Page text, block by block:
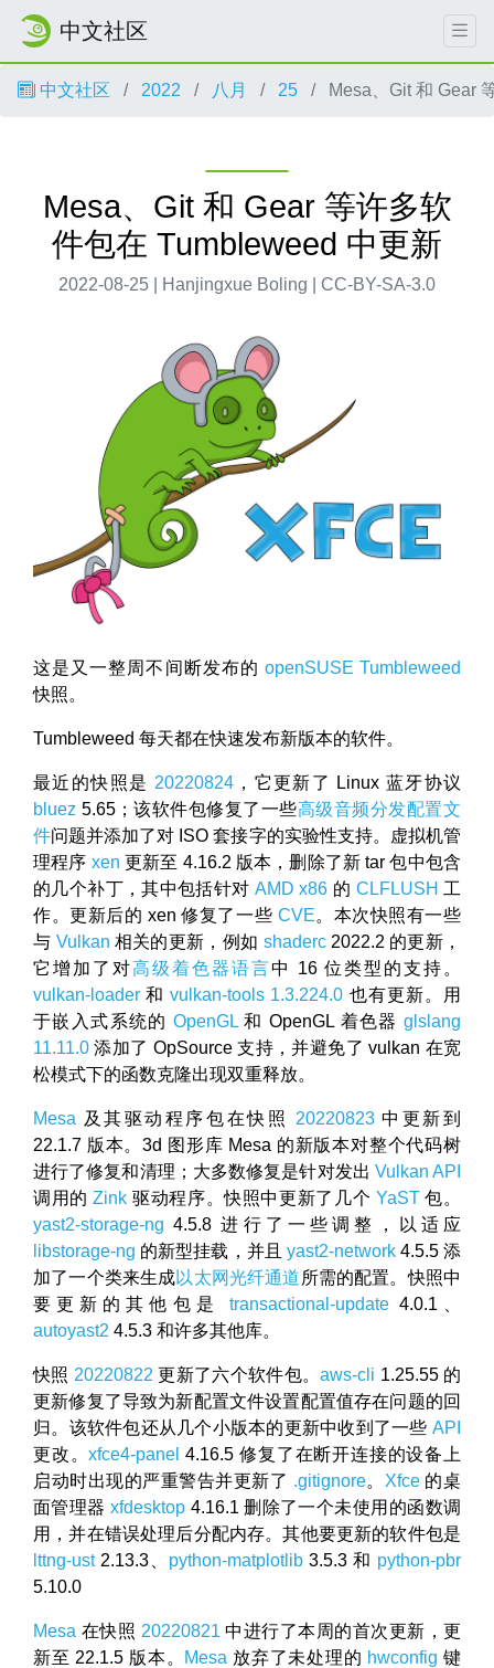
中文社区
中文社区 2022 八月 25 Mesa、Git 和 Gear
Mesa、Git 和 Gear 等许多软
件包在 Tumbleweed 中更新
2022-08-25 | Hanjingxue Boling | CC-BY-SA-3.0
这是又一整周不间断发布的 openSUSE Tumbleweed
快照。
Tumbleweed 每天都在快速发布新版本的软件。
最近的快照是 20220824，它更新了 Linux 蓝牙协议
bluez 5.65；该软件包修复了一些高级音频分发配置文
件问题并添加了对 ISO 套接字的实验性支持。虚拟机管
理程序 xen 更新至 4.16.2 版本，删除了新 tar 包中包含
的几个补丁，其中包括针对AMD x86 的 CLFLUSH 工
作。更新后的 xen 修复了一些 CVE。本次快照有一些
与 Vulkan 相关的更新，例如 shaderc2022.2 的更新，
它增加了对高级着色器语言中 16 位类型的支持。
vulkan-loader 和vulkan-tools 1.3.224.0 也有更新。用
于嵌入式系统的 OpenGL 和 OpenGL 着色器 glslang
11.11.0 添加了 OpSource 支持，并避免了 vulkan 在宽
松模式下的函数克隆出现双重释放。
Mesa 及其驱动程序包在快照 20220823中更新到
22.1.7 版本。3d 图形库 Mesa 的新版本对整个代码树
进行了修复和清理；大多数修复是针对发出 Vulkan API
调用的Zink 驱动程序。快照中更新了几个 YaST包。
yast2-storage-ng 4.5.8 进行了一些调整，以适应
libstorage-ng 的新型挂载，并且 yast2-network4.5.5 添
加了一个类来生成以太网光纤通道 所需的配置。快照中
要更新的其他包是 transactional-update4.0.1、
autoyast2 4.5.3 和许多其他库。
快照 20220822 更新了六个软件包。aws-cli 1.25.55 的
更新修复了导致为新配置文件设置配置值存在问题的回
归。该软件包还从几个小版本的更新中收到了一些 API
更改。xfce4-panel 4.16.5 修复了在断开连接的设备上
启动时出现的严重警告并更新了 .gitignore。 Xfce的桌
面管理器xfdesktop 4.16.1 删除了一个未使用的函数调
用，并在错误处理后分配内存。其他要更新的软件包是
lttng-ust2.13.3、 python-matplotlib 3.5.3 和 python-pbr
5.10.0
Mesa 在快照 20220821 中进行了本周的首次更新，更
新至 22.1.5 版本。 Mesa 放弃了未处理的 hwconfig 键